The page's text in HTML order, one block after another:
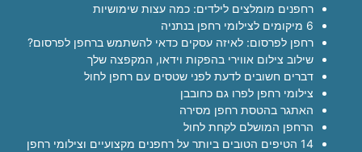
רחפנים מומלצים לילדים: כמה עצות שימושיות
6 מיקומים לצילומי רחפן בנתניה
רחפן לפרסום: לאיזה עסקים כדאי להשתמש ברחפן לפרסום?
שילוב צילום אווירי בהפקות וידאו, המקפצה שלך
דברים חשובים לדעת לפני שטסים עם רחפן לחול
צילומי רחפן לפרו גם כחובבן
האתגר בהטסת רחפן מסירה
הרחפן המושלם לקחת לחול
14 הטיפים הטובים ביותר על רחפנים מקצועיים וצילומי רחפן